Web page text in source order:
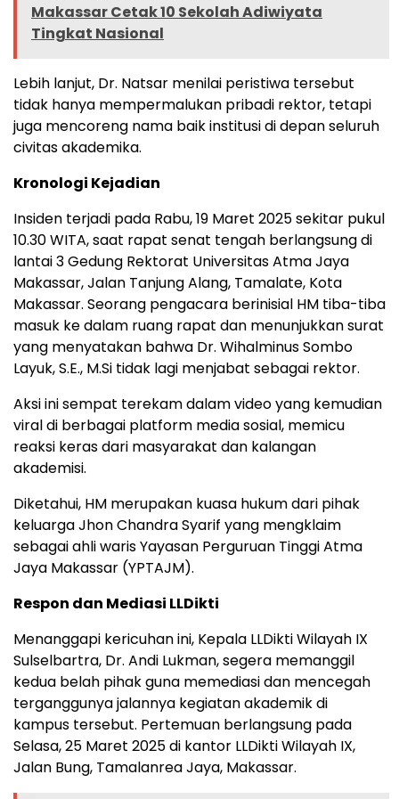
Makassar Cetak 10 Sekolah Adiwiyata
Tingkat Nasional
Lebih lanjut, Dr. Natsar menilai peristiwa tersebut
tidak hanya mempermalukan pribadi rektor, tetapi
juga mencoreng nama baik institusi di depan seluruh
civitas akademika.
Kronologi Kejadian
Insiden terjadi pada Rabu, 19 Maret 2025 sekitar pukul
10.30 WITA, saat rapat senat tengah berlangsung di
lantai 3 Gedung Rektorat Universitas Atma Jaya
Makassar, Jalan Tanjung Alang, Tamalate, Kota
Makassar. Seorang pengacara berinisial HM tiba-tiba
masuk ke dalam ruang rapat dan menunjukkan surat
yang menyatakan bahwa Dr. Wihalminus Sombo
Layuk, S.E., M.Si tidak lagi menjabat sebagai rektor.
Aksi ini sempat terekam dalam video yang kemudian
viral di berbagai platform media sosial, memicu
reaksi keras dari masyarakat dan kalangan
akademisi.
Diketahui, HM merupakan kuasa hukum dari pihak
keluarga Jhon Chandra Syarif yang mengklaim
sebagai ahli waris Yayasan Perguruan Tinggi Atma
Jaya Makassar (YPTAJM).
Respon dan Mediasi LLDikti
Menanggapi kericuhan ini, Kepala LLDikti Wilayah IX
Sulselbartra, Dr. Andi Lukman, segera memanggil
kedua belah pihak guna memediasi dan mencegah
terganggunya jalannya kegiatan akademik di
kampus tersebut. Pertemuan berlangsung pada
Selasa, 25 Maret 2025 di kantor LLDikti Wilayah IX,
Jalan Bung, Tamalanrea Jaya, Makassar.